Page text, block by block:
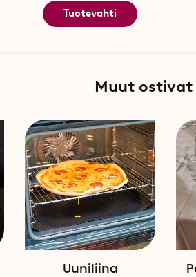
Tuotevahti
Muut ostivat
Uuniliina